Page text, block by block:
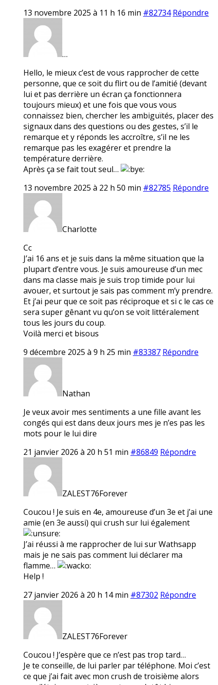
13 novembre 2025 à 11 h 16 min #82734 Répondre
…
Hello, le mieux c’est de vous rapprocher de cette
personne, que ce soit du flirt ou de l’amitié (devant
lui et pas derrière un écran ça fonctionnera
toujours mieux) et une fois que vous vous
connaissez bien, chercher les ambiguïtés, placer des
signaux dans des questions ou des gestes, s’il le
remarque et y réponds les accroître, s’il ne les
remarque pas les exagérer et prendre la
température derrière.
Après ça se fait tout seul…
13 novembre 2025 à 22 h 50 min #82785 Répondre
Charlotte
Cc
J’ai 16 ans et je suis dans la même situation que la
plupart d’entre vous. Je suis amoureuse d’un mec
dans ma classe mais je suis trop timide pour lui
avouer, et surtout je sais pas comment m’y prendre.
Et j’ai peur que ce soit pas réciproque et si c le cas ce
sera super gênant vu qu’on se voit littéralement
tous les jours du coup.
Voilà merci et bisous
9 décembre 2025 à 9 h 25 min #83387 Répondre
Nathan
Je veux avoir mes sentiments a une fille avant les
congés qui est dans deux jours mes je n’es pas les
mots pour le lui dire
21 janvier 2026 à 20 h 51 min #86849 Répondre
ZALEST76Forever
Coucou ! Je suis en 4e, amoureuse d’un 3e et j’ai une
amie (en 3e aussi) qui crush sur lui également
J’ai réussi à me rapprocher de lui sur Wathsapp
mais je ne sais pas comment lui déclarer ma
flamme…
Help !
27 janvier 2026 à 20 h 14 min #87302 Répondre
ZALEST76Forever
Coucou ! J’espère que ce n’est pas trop tard…
Je te conseille, de lui parler par téléphone. Moi c’est
ce que j’ai fait avec mon crush de troisième alors